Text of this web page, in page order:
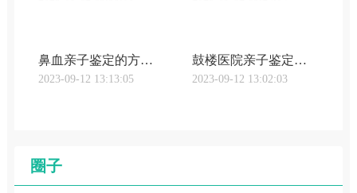
鼻血亲子鉴定的方法及注意事项（鼻血检测是否可以用于亲子鉴定）
2023-09-12 13:13:05
鼓楼医院亲子鉴定流程有哪些（亲子鉴定收费标准详解）
2023-09-12 13:02:03
圈子